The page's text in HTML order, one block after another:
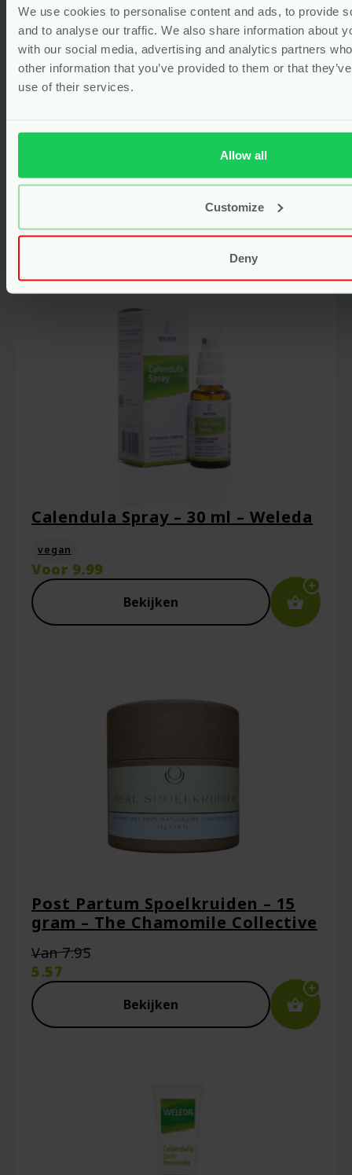
We use cookies to personalise content and ads, to provide
and to analyse our traffic. We also share information about
with our social media, advertising and analytics partners
other information that you’ve provided to them or that
use of their services.
Allow all
Customize
Deny
Herstel – 500 gr – Mummy’s
Voor18.99
Calendula Spray – 30 ml – Weleda
vegan
Voor 9.99
Bekijken
Post Partum Spoelkruiden – 15
gram – The Chamomile Collective
Van7.95Oorspronkelijke
was:
€7.95.
5.57
Huidige
prijs
is:
€5.57.
Bekijken